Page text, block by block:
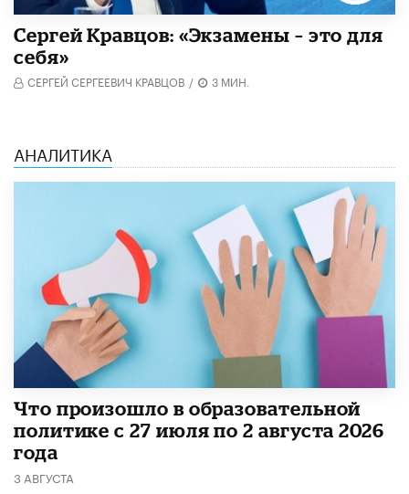
Сергей Кравцов: «Экзамены – это для
себя»
СЕРГЕЙ СЕРГЕЕВИЧ КРАВЦОВ / 3 МИН.
АНАЛИТИКА
​Что произошло в образовательной
политике с 27 июля по 2 августа 2026
года
3 АВГУСТА